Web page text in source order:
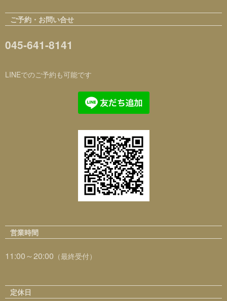
ご予約・お問い合せ
045-641-8141
LINEでのご予約も可能です
営業時間
11:00～20:00 （最終受付）
定休日